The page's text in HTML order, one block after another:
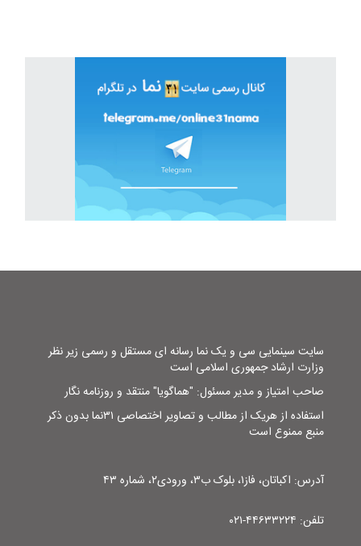
سایت سینمایی سی و یک نما رسانه ای مستقل و رسمی زیر نظر
وزارت ارشاد جمهوری اسلامی است
صاحب امتیاز و مدیر مسئول: "هماگویا" منتقد و روزنامه نگار
استفاده از هریک از مطالب و تصاویر اختصاصی ۳۱نما بدون ذکر
منبع ممنوع است
آدرس: اکباتان، فاز۱، بلوک ب۳، ورودی۲، شماره ۴۳
تلفن: ۴۴۶۳۳۲۲۴-۰۲۱